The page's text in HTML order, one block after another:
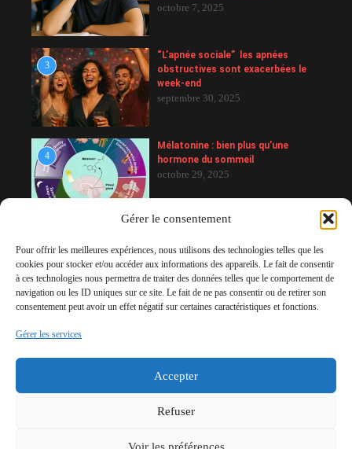
Gérer le consentement
Pour offrir les meilleures expériences, nous utilisons des technologies telles que les
cookies pour stocker et/ou accéder aux informations des appareils. Le fait de consentir
à ces technologies nous permettra de traiter des données telles que le comportement de
navigation ou les ID uniques sur ce site. Le fait de ne pas consentir ou de retirer son
consentement peut avoir un effet négatif sur certaines caractéristiques et fonctions.
Gérer les services
Accepter
Refuser
Voir les préférences
octobre 7, 2025
3
“L’apnée sociale” les apnées
obstructives sont exacerbées le
week-end
septembre 30, 2025
4
Mélatonine : bien plus qu’une
hormone du sommeil
octobre 29, 2025
5
numérique qui saura comment
dormir pour nous ?
mai 10, 2026
6